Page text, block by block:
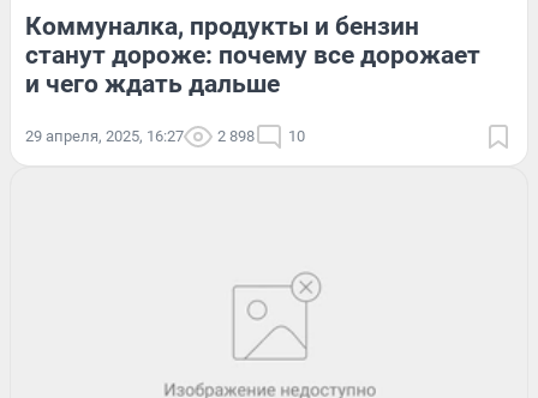
Коммуналка, продукты и бензин
станут дороже: почему все дорожает
и чего ждать дальше
29 апреля, 2025, 16:27 2 898 10